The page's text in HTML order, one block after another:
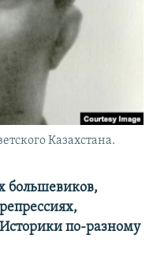
Казахстана.
большевиков,
по-разному